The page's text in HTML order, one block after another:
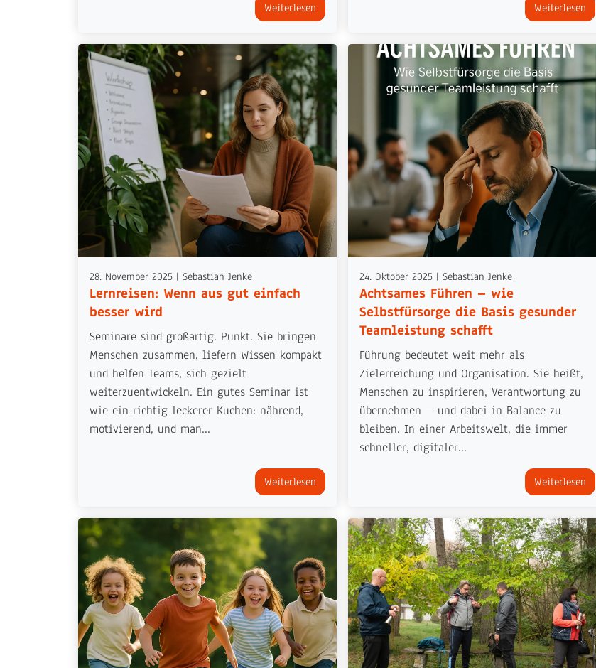
Weiterlesen Weiterlesen
28. November 2025 | Sebastian Jenke
Lernreisen: Wenn aus gut einfach
besser wird
Seminare sind großartig. Punkt. Sie bringen
Menschen zusammen, liefern Wissen kompakt
und helfen Teams, sich gezielt
weiterzuentwickeln. Ein gutes Seminar ist
wie ein richtig leckerer Kuchen: nährend,
motivierend, und man...
Weiterlesen
24. Oktober 2025 | Sebastian Jenke
Achtsames Führen – wie
Selbstfürsorge die Basis gesunder
Teamleistung schafft
Führung bedeutet weit mehr als
Zielerreichung und Organisation. Sie heißt,
Menschen zu inspirieren, Verantwortung zu
übernehmen – und dabei in Balance zu
bleiben. In einer Arbeitswelt, die immer
schneller, digitaler...
Weiterlesen